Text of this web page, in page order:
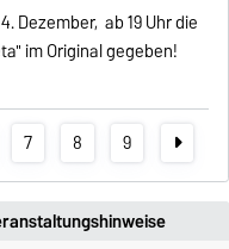
Dezember, ab 19 Uhr die
im Original gegeben!
7 8 9